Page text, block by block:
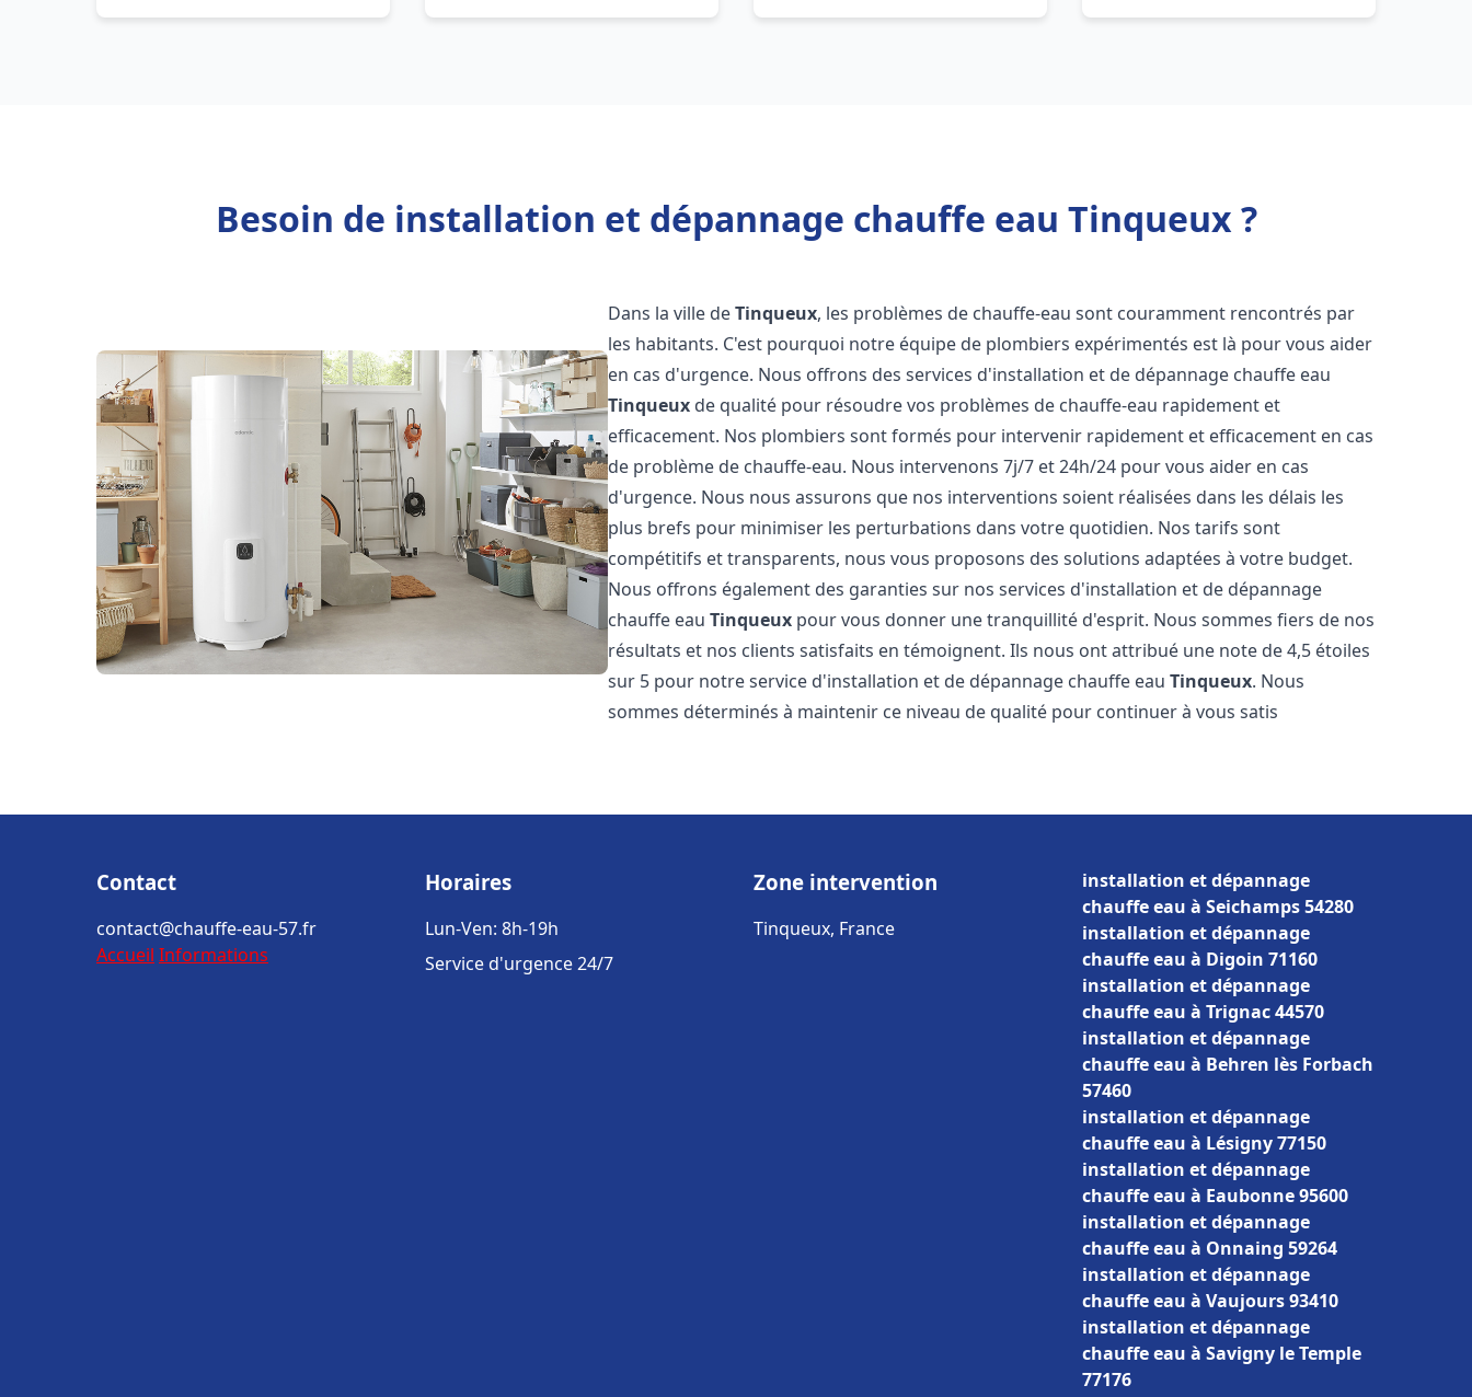
Besoin de installation et dépannage chauffe eau Tinqueux ?
Dans la ville deTinqueux, les problèmes de chauffe-eau sont couramment rencontrés par
les habitants. C'est pourquoi notre équipe de plombiers expérimentés est là pour vous aider
en cas d'urgence. Nous offrons des services d'installation et de dépannage chauffe eau
Tinqueux de qualité pour résoudre vos problèmes de chauffe-eau rapidement et
efficacement. Nos plombiers sont formés pour intervenir rapidement et efficacement en cas
de problème de chauffe-eau. Nous intervenons 7j/7 et 24h/24 pour vous aider en cas
d'urgence. Nous nous assurons que nos interventions soient réalisées dans les délais les
plus brefs pour minimiser les perturbations dans votre quotidien. Nos tarifs sont
compétitifs et transparents, nous vous proposons des solutions adaptées à votre budget.
Nous offrons également des garanties sur nos services d'installation et de dépannage
chauffe eauTinqueux pour vous donner une tranquillité d'esprit. Nous sommes fiers de nos
résultats et nos clients satisfaits en témoignent. Ils nous ont attribué une note de 4,5 étoiles
sur 5 pour notre service d'installation et de dépannage chauffe eauTinqueux. Nous
sommes déterminés à maintenir ce niveau de qualité pour continuer à vous satis
Contact
contact@chauffe-eau-57.fr
Accueil Informations
Horaires
Lun-Ven: 8h-19h
Service d'urgence 24/7
Zone intervention
Tinqueux, France
installation et dépannage
chauffe eau à Seichamps 54280
installation et dépannage
chauffe eau à Digoin 71160
installation et dépannage
chauffe eau à Trignac 44570
installation et dépannage
chauffe eau à Behren lès Forbach
57460
installation et dépannage
chauffe eau à Lésigny 77150
installation et dépannage
chauffe eau à Eaubonne 95600
installation et dépannage
chauffe eau à Onnaing 59264
installation et dépannage
chauffe eau à Vaujours 93410
installation et dépannage
chauffe eau à Savigny le Temple
77176